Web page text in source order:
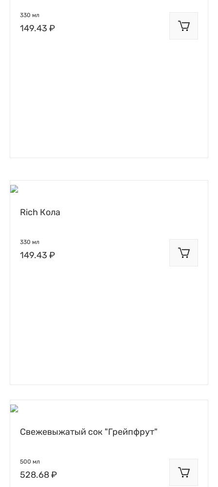
330 мл
149.43 ₽
Rich Кола
330 мл
149.43 ₽
Свежевыжатый сок "Грейпфрут"
500 мл
528.68 ₽